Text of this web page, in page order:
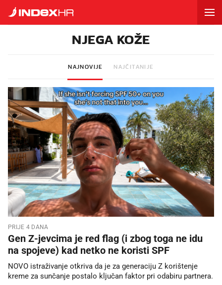
NJEGA KOŽE
NAJNOVIJE NAJČITANIJE
PRIJE 4 DANA
Gen Z-jevcima je red flag (i zbog toga ne idu
na spojeve) kad netko ne koristi SPF
NOVO istraživanje otkriva da je za generaciju Z korištenje
kreme za sunčanje postalo ključan faktor pri odabiru partnera.